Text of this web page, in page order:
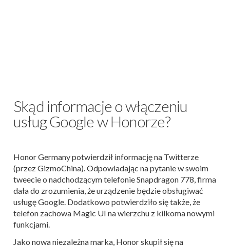
Skąd informacje o włączeniu
usług Google w Honorze?
Honor Germany potwierdził informację na Twitterze
(przez GizmoChina). Odpowiadając na pytanie w swoim
tweecie o nadchodzącym telefonie Snapdragon 778, firma
dała do zrozumienia, że ​​urządzenie będzie obsługiwać
usługę Google. Dodatkowo potwierdziło się także, że
telefon zachowa Magic UI na wierzchu z kilkoma nowymi
funkcjami.
Jako nowa niezależna marka, Honor skupił się na